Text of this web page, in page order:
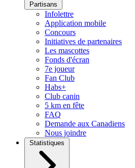
Partisans
Infolettre
Application mobile
Concours
Initiatives de partenaires
Les mascottes
Fonds d'écran
7e joueur
Fan Club
Habs+
Club canin
5 km en fête
FAQ
Demande aux Canadiens
Nous joindre
Statistiques